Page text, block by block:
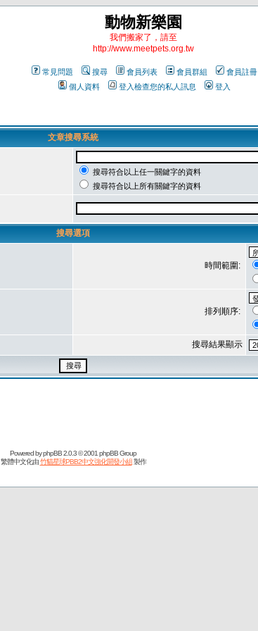
動物新樂園
我們搬家了，請至
http://www.meetpets.org.tw
常見問題 搜尋 會員列表 會員群組
會員註冊
個人資料
登入檢查您的私人訊息 登入
文章搜尋系統
搜尋符合以上任一關鍵字的資料
搜尋符合以上所有關鍵字的資料
搜尋選項
時間範圍:
排列順序:
搜尋結果顯示
Powered byphpBB2.0.3 © 2001 phpBB Group
繁體中文化由竹貓星球PBB2中文強化開發小組製作